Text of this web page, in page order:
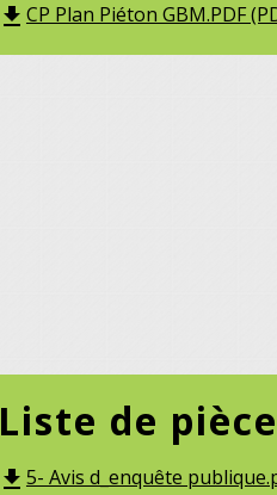
file_download CP Plan Piéton GBM.PDF
Liste de
file_download 5- Avis d_enquête